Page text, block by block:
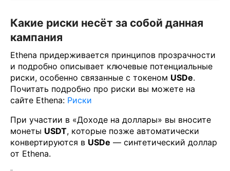
Какие риски несёт за собой данная
кампания
Ethena придерживается принципов прозрачности
и подробно описывает ключевые потенциальные
риски, особенно связанные с токеном USDe.
Почитать подробно про риски вы можете на
сайте Ethena: Риски
При участии в «Доходе на доллары» вы вносите
монеты USDT, которые позже автоматически
конвертируются в USDe — синтетический доллар
от Ethena.